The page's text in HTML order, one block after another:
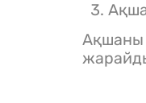
Ақшаны